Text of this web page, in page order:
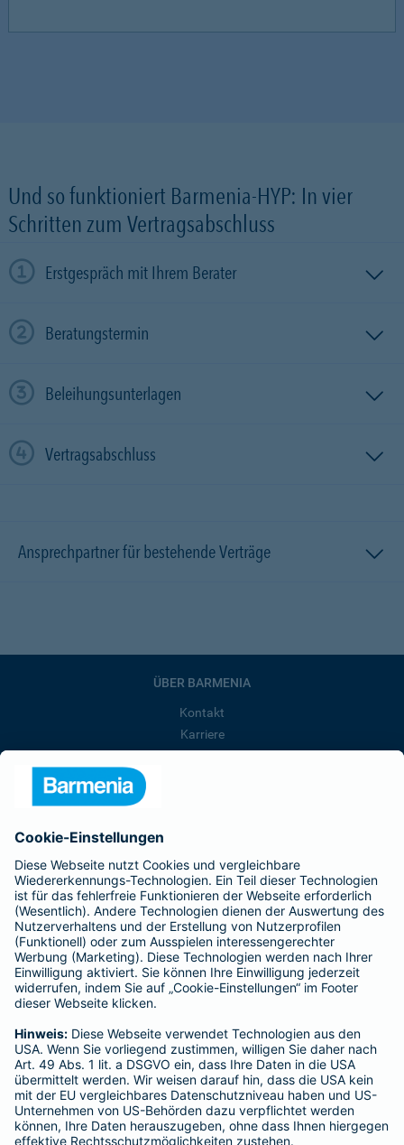
Und so funktioniert Barmenia-HYP: In vier
Schritten zum Vertragsabschluss
Erstgespräch mit Ihrem Berater
Beratungstermin
Beleihungsunterlagen
Vertragsabschluss
Ansprechpartner für bestehende Verträge
ÜBER BARMENIA
Kontakt
Karriere
Barmenia ist Teil der BarmeniaGothaer
BELIEBTE SEITEN
Kranken-Zusatzversicherung
Tierversicherungen
Haftpflichtversicherung
Hausratversicherung
Adresse ändern
Schaden melden
Kilometerstandsmeldung
Serviceübersicht